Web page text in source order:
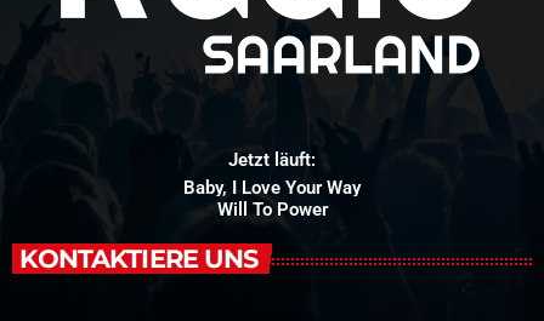
Jetzt läuft:
Baby, I Love Your Way
Will To Power
KONTAKTIERE UNS